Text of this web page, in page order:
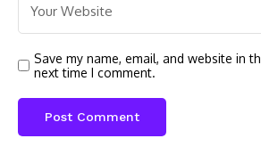
Save my name, email, and website in
next time I comment.